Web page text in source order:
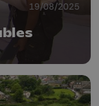
19/08/2025